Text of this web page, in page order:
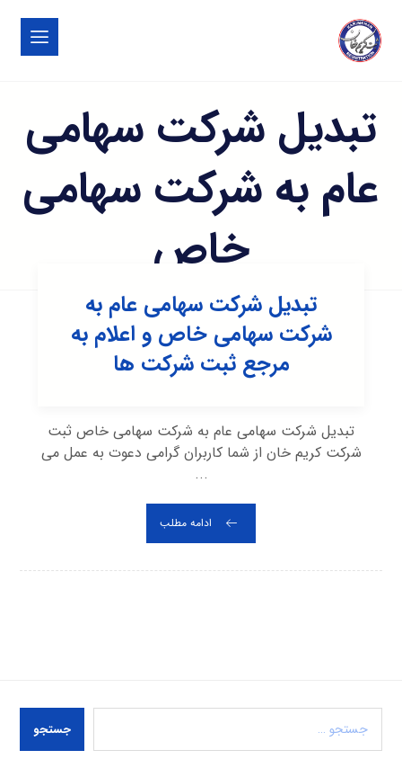
تبدیل شرکت سهامی
عام به شرکت سهامی
خاص
تبدیل شرکت سهامی عام به
شرکت سهامی خاص و اعلام به
مرجع ثبت شرکت ها
تبدیل شرکت سهامی عام به شرکت سهامی خاص ثبت
شرکت کریم خان از شما کاربران گرامی دعوت به عمل می
...
ادامه مطلب
جستجو